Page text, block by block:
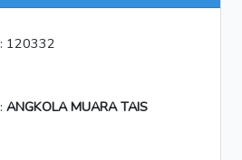
: 120332
: ANGKOLA MUARA TAIS